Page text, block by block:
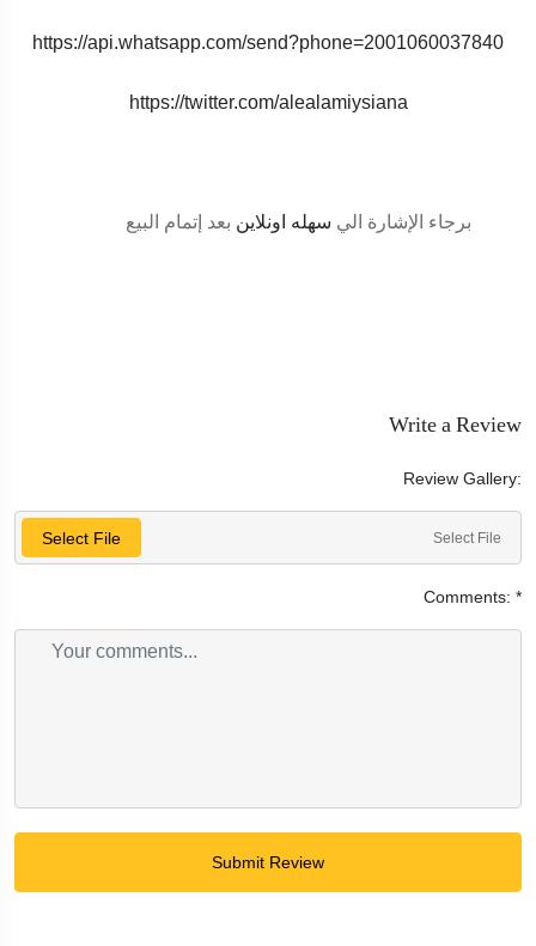
https://api.whatsapp.com/send?phone=2001060037840
https://twitter.com/alealamiysiana
برجاء الإشارة الي سهله اونلاين بعد إتمام البيع
Write a Review
Review Gallery:
Select File Select File
Comments: *
Submit Review